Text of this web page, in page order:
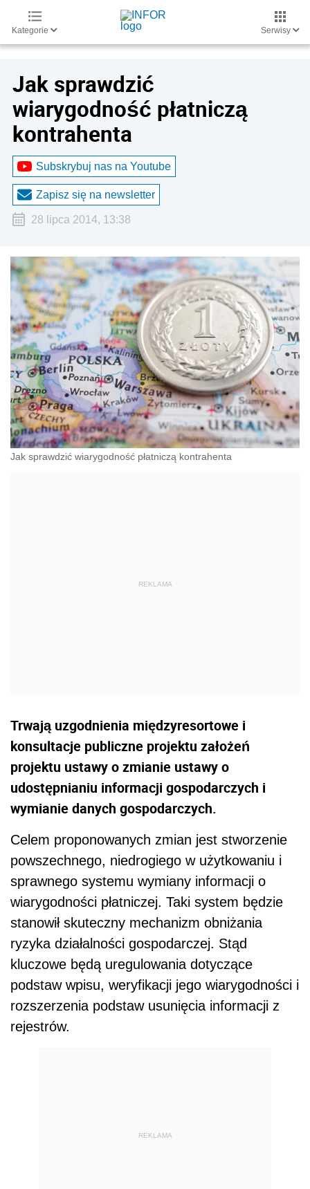
Kategorie Serwisy
Jak sprawdzić
wiarygodność płatniczą
kontrahenta
Subskrybuj nas na Youtube
Zapisz się na newsletter
28 lipca 2014, 13:38
Jak sprawdzić wiarygodność płatniczą kontrahenta
Trwają uzgodnienia międzyresortowe i
konsultacje publiczne projektu założeń
projektu ustawy o zmianie ustawy o
udostępnianiu informacji gospodarczych i
wymianie danych gospodarczych.
Celem proponowanych zmian jest stworzenie
powszechnego, niedrogiego w użytkowaniu i
sprawnego systemu wymiany informacji o
wiarygodności płatniczej. Taki system będzie
stanowił skuteczny mechanizm obniżania
ryzyka działalności gospodarczej. Stąd
kluczowe będą uregulowania dotyczące
podstaw wpisu, weryfikacji jego wiarygodności i
rozszerzenia podstaw usunięcia informacji z
rejestrów.
REKLAMA